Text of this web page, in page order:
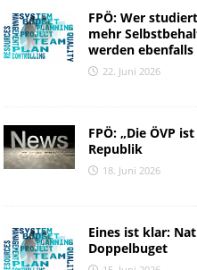
FPÖ: Wer
mehr
werden
22. Juni 2026
FPÖ: „Die ÖVP
Republik
18. Juni 2026
Eines ist klar:
Doppelbuget